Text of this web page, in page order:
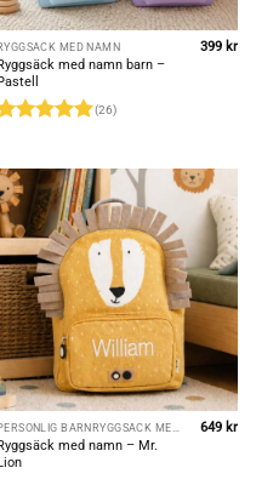
MED NAMN
med namn barn –
(26)
399 kr
med namn – Mr.
649kr